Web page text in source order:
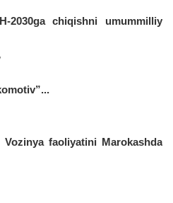
2030ga chiqishni umummilliy
faoliyatini Marokashda